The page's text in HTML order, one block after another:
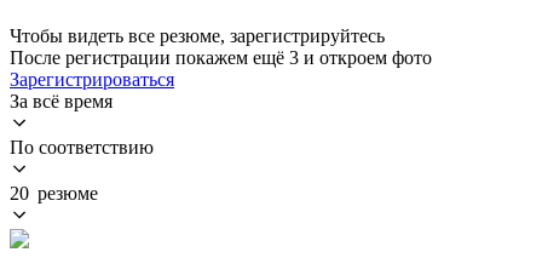
Чтобы видеть все резюме, зарегистрируйтесь
После регистрации покажем ещё 3 и откроем фото
Зарегистрироваться
За всё время
По соответствию
20 резюме